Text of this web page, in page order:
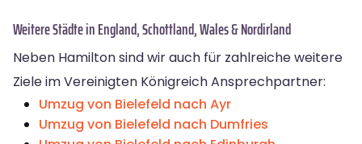
Weitere Städte in England, Schottland, Wales & Nordirland
Neben Hamilton sind wir auch für zahlreiche weitere
Ziele im Vereinigten Königreich Ansprechpartner:
Umzug von Bielefeld nach Ayr
Umzug von Bielefeld nach Dumfries